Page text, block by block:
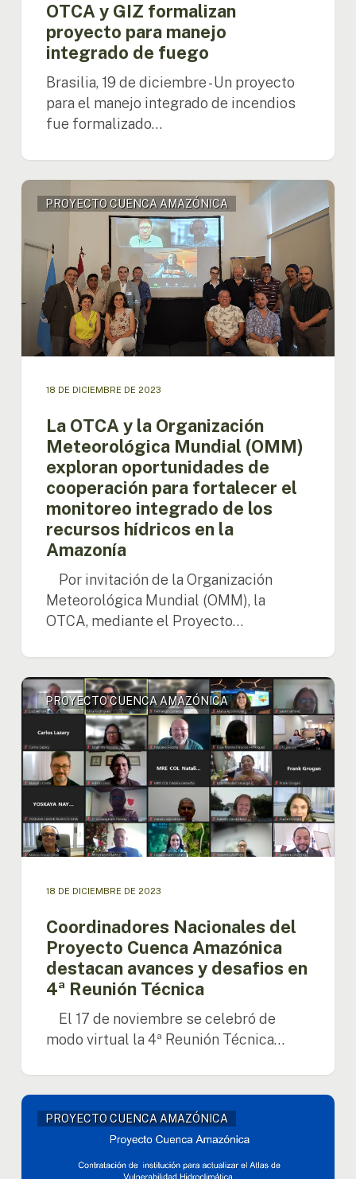
OTCA y GIZ formalizan
proyecto para manejo
integrado de fuego
Brasilia, 19 de diciembre - Un proyecto
para el manejo integrado de incendios
fue formalizado…
La
OTCA
la
Organización
Meteorológica
Mundial
(OMM)
exploran
oportunidades
monitoreo
integrado
hídricos
PROYECTO CUENCA AMAZÓNICA
18 DE DICIEMBRE DE 2023
La OTCA y la Organización
Meteorológica Mundial (OMM)
exploran oportunidades de
cooperación para fortalecer el
monitoreo integrado de los
recursos hídricos en la
Amazonía
Por invitación de la Organización
Meteorológica Mundial (OMM), la
OTCA, mediante el Proyecto…
Coordinadores
Nacionales
Proyecto
Cuenca
Amazónica
destacan
avances
y
desafios
en
Reunión
PROYECTO CUENCA AMAZÓNICA
18 DE DICIEMBRE DE 2023
Coordinadores Nacionales del
Proyecto Cuenca Amazónica
destacan avances y desafios en
4ª Reunión Técnica
El 17 de noviembre se celebró de
modo virtual la 4ª Reunión Técnica…
OTCA
buscaPROYECTO CUENCA AMAZÓNICA